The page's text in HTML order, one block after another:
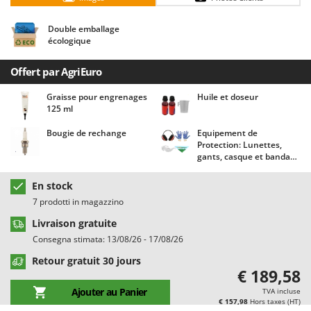
Chaudrons électriques pour polenta
Cisailles à gazon à batterie
Climatiseurs
Compresseurs d'air électriques
Compresseurs pour la récolte des olives et la taille
Coupe-bordures - Trimmers
Couveuses à œufs
Cultivateurs Tiller à ressorts - Extirpateurs
D
Débroussailleuses
Décompacteurs agricoles
Découpeurs plasma
Déplaqueuses de gazon
Barbieri
Batavia
Beper
Berkel
Bernardi
Bertolini Pumps
Beta tools
Bissell
Black & Decker
BlackStone
Blue Bird
Bomet
Double emballage
écologique
Offert par AgriEuro
Graisse pour engrenages
125 ml
Huile et doseur
Bougie de rechange
Equipement de
Protection: Lunettes,
gants, casque et bandana
En stock
7 prodotti in magazzino
Livraison gratuite
Consegna stimata: 13/08/26 - 17/08/26
Retour gratuit 30 jours
Ajouter au Panier
€ 189,58
TVA incluse
€ 157,98 Hors taxes (HT)